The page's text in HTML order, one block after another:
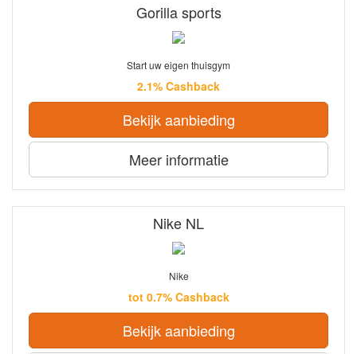
Gorilla sports
Start uw eigen thuisgym
2.1% Cashback
Bekijk aanbieding
Meer informatie
Nike NL
Nike
tot 0.7% Cashback
Bekijk aanbieding